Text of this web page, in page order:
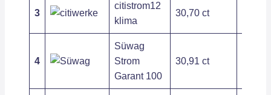
3
citistrom12
klima
30,70 ct
4
Süwag
Strom
Garant 100
30,91 ct